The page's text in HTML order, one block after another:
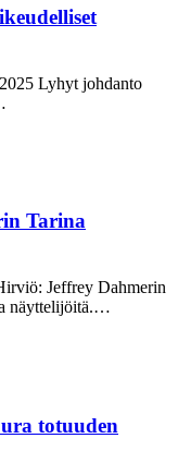
Lyhyt johdanto
Tarina
Jeffrey Dahmerin
näyttelijöitä.…
totuuden